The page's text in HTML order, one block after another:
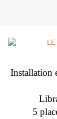
Installation
5